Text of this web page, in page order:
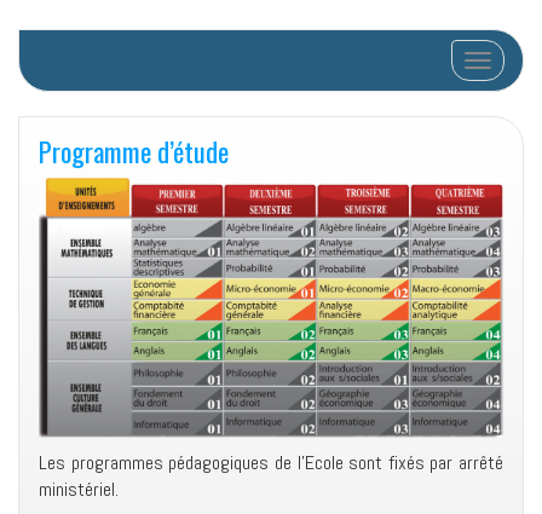
Afficher/
Programme d’étude
Les programmes pédagogiques de l’Ecole sont fixés par arrêté
ministériel.